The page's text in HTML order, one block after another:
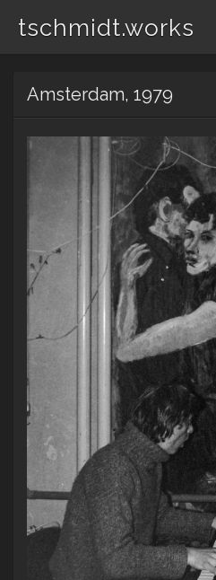
tschmidt.works
content
Amsterdam, 1979